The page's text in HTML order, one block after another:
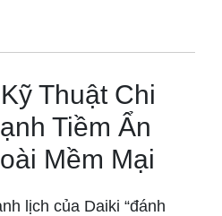
Thuật Chi
Tiềm Ẩn
Mềm Mại
lịch của Daiki “đánh